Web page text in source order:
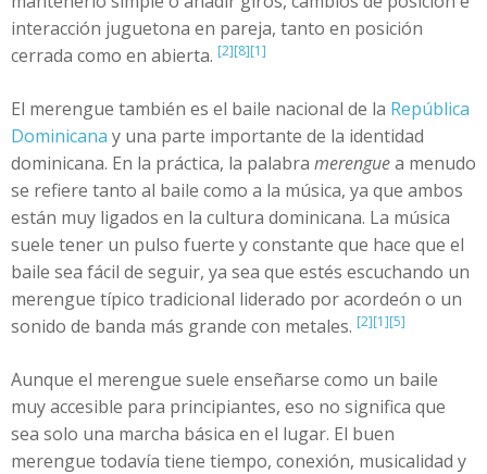
interacción juguetona en pareja, tanto en posición
cerrada como en abierta. [2][8][1]
El merengue también es el baile nacional de la República
Dominicana y una parte importante de la identidad
dominicana. En la práctica, la palabra merenguea menudo
se refiere tanto al baile como a la música, ya que ambos
están muy ligados en la cultura dominicana. La música
suele tener un pulso fuerte y constante que hace que el
baile sea fácil de seguir, ya sea que estés escuchando un
merengue típico tradicional liderado por acordeón o un
sonido de banda más grande con metales. [2][1][5]
Aunque el merengue suele enseñarse como un baile
muy accesible para principiantes, eso no significa que
sea solo una marcha básica en el lugar. El buen
merengue todavía tiene tiempo, conexión, musicalidad y